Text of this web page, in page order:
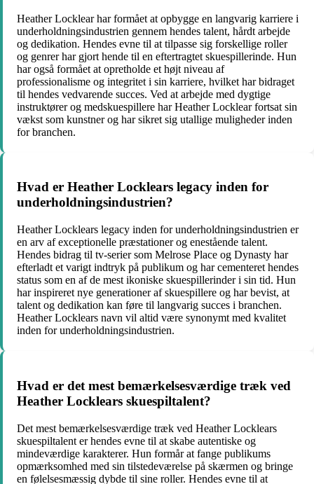
Heather Locklear har formået at opbygge en langvarig karriere i
underholdningsindustrien gennem hendes talent, hårdt arbejde
og dedikation. Hendes evne til at tilpasse sig forskellige roller
og genrer har gjort hende til en eftertragtet skuespillerinde. Hun
har også formået at opretholde et højt niveau af
professionalisme og integritet i sin karriere, hvilket har bidraget
til hendes vedvarende succes. Ved at arbejde med dygtige
instruktører og medskuespillere har Heather Locklear fortsat sin
vækst som kunstner og har sikret sig utallige muligheder inden
for branchen.
Hvad er Heather Locklears legacy inden for
underholdningsindustrien?
Heather Locklears legacy inden for underholdningsindustrien er
en arv af exceptionelle præstationer og enestående talent.
Hendes bidrag til tv-serier som Melrose Place og Dynasty har
efterladt et varigt indtryk på publikum og har cementeret hendes
status som en af de mest ikoniske skuespillerinder i sin tid. Hun
har inspireret nye generationer af skuespillere og har bevist, at
talent og dedikation kan føre til langvarig succes i branchen.
Heather Locklears navn vil altid være synonymt med kvalitet
inden for underholdningsindustrien.
Hvad er det mest bemærkelsesværdige træk ved
Heather Locklears skuespiltalent?
Det mest bemærkelsesværdige træk ved Heather Locklears
skuespiltalent er hendes evne til at skabe autentiske og
mindeværdige karakterer. Hun formår at fange publikums
opmærksomhed med sin tilstedeværelse på skærmen og bringe
en følelsesmæssig dybde til sine roller. Hendes evne til at